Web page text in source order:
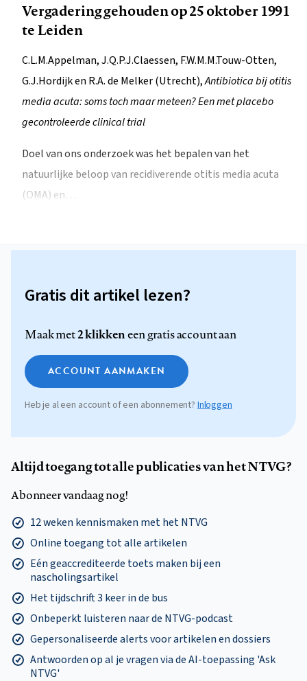
Vergadering gehouden op 25 oktober 1991
te Leiden
C.L.M.Appelman, J.Q.P.J.Claessen, F.W.M.M.Touw-Otten,
G.J.Hordijk en R.A. de Melker (Utrecht),Antibiotica bij otitis
media acuta: soms toch maar meteen? Een met placebo
gecontroleerde clinical trial
Doel van ons onderzoek was het bepalen van het
natuurlijke beloop van recidiverende otitis media acuta
(OMA) en…
Gratis dit artikel lezen?
Maak met2 klikkeneen gratis account aan
ACCOUNT AANMAKEN
Heb je al een account of een abonnement? Inloggen
Altijd toegang tot alle publicaties van het NTVG?
Abonneer vandaag nog!
12 weken kennismaken met het NTVG
Online toegang tot alle artikelen
Eén geaccrediteerde toets maken bij een
nascholingsartikel
Het tijdschrift 3 keer in de bus
Onbeperkt luisteren naar de NTVG-podcast
Gepersonaliseerde alerts voor artikelen en dossiers
Antwoorden op al je vragen via de AI-toepassing 'Ask
NTVG'